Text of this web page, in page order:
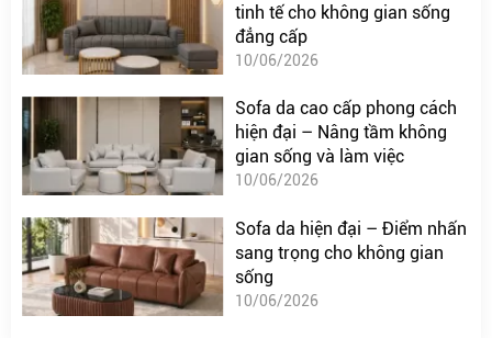
tinh tế cho không gian sống
đẳng cấp
10/06/2026
Sofa da cao cấp phong cách
hiện đại – Nâng tầm không
gian sống và làm việc
10/06/2026
Sofa da hiện đại – Điểm nhấn
sang trọng cho không gian
sống
10/06/2026